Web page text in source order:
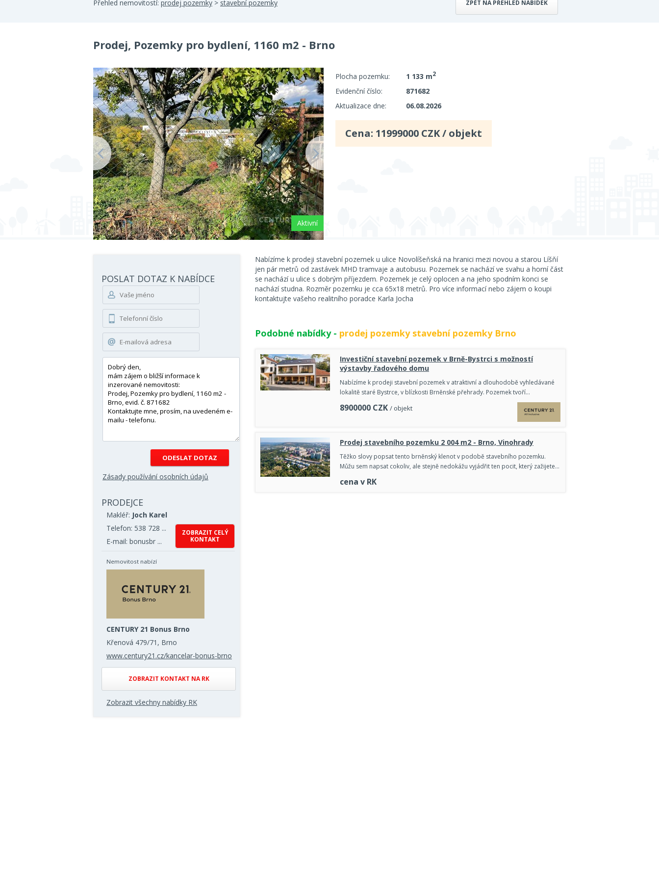
Přehled nemovitostí: prodej pozemky > stavební pozemky ZPĚT NA PŘEHLED NABÍDEK
Prodej, Pozemky pro bydlení, 1160 m2 - Brno
Aktivní
Plocha pozemku: 1 133 m2
Evidenční číslo:
871682
Aktualizace dne:
06.08.2026
Cena: 11999000 CZK / objekt
POSLAT DOTAZ K NABÍDCE
Zásady používání osobních údajů
PRODEJCE
Makléř: Joch Karel
Telefon: 538 728 ...
E-mail: bonusbr ...
ZOBRAZIT CELÝ
KONTAKT
Nemovitost nabízí
CENTURY 21 Bonus Brno
Křenová 479/71, Brno
www.century21.cz/kancelar-bonus-brno
ZOBRAZIT KONTAKT NA RK
Zobrazit všechny nabídky RK
Nabízíme k prodeji stavební pozemek u ulice Novolíšeňská na hranici mezi novou a starou Líšňí
jen pár metrů od zastávek MHD tramvaje a autobusu. Pozemek se nachází ve svahu a horní část
se nachází u ulice s dobrým příjezdem. Pozemek je celý oplocen a na jeho spodním konci se
nachází studna. Rozměr pozemku je cca 65x18 metrů. Pro více informací nebo zájem o koupi
kontaktujte vašeho realitního poradce Karla Jocha
Podobné nabídky - prodej pozemky stavební pozemky Brno
Investiční stavební pozemek v Brně-Bystrci s možností
výstavby řadového domu
Nabízíme k prodeji stavební pozemek v atraktivní a dlouhodobě vyhledávané
lokalitě staré Bystrce, v blízkosti Brněnské přehrady. Pozemek tvoří…
8900000 CZK / objekt
Prodej stavebního pozemku 2 004 m2 - Brno, Vinohrady
Těžko slovy popsat tento brněnský klenot v podobě stavebního pozemku.
Můžu sem napsat cokoliv, ale stejně nedokážu vyjádřit ten pocit, který zažijete…
cena v RK